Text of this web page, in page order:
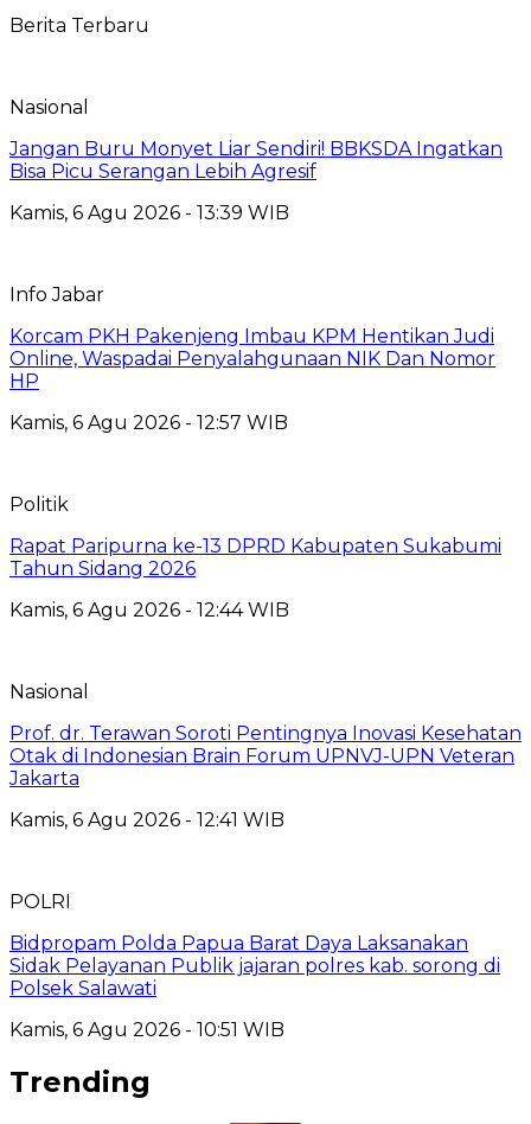
Berita Terbaru
Nasional
Jangan Buru Monyet Liar Sendiri! BBKSDA Ingatkan
Bisa Picu Serangan Lebih Agresif
Kamis, 6 Agu 2026 - 13:39 WIB
Info Jabar
Korcam PKH Pakenjeng Imbau KPM Hentikan Judi
Online, Waspadai Penyalahgunaan NIK Dan Nomor
HP
Kamis, 6 Agu 2026 - 12:57 WIB
Politik
Rapat Paripurna ke-13 DPRD Kabupaten Sukabumi
Tahun Sidang 2026
Kamis, 6 Agu 2026 - 12:44 WIB
Nasional
Prof. dr. Terawan Soroti Pentingnya Inovasi Kesehatan
Otak di Indonesian Brain Forum UPNVJ-UPN Veteran
Jakarta
Kamis, 6 Agu 2026 - 12:41 WIB
POLRI
Bidpropam Polda Papua Barat Daya Laksanakan
Sidak Pelayanan Publik jajaran polres kab. sorong di
Polsek Salawati
Kamis, 6 Agu 2026 - 10:51 WIB
Trending